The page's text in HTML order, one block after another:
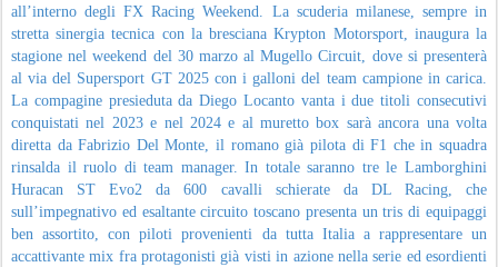
all’interno degli FX Racing Weekend. La scuderia milanese, sempre in
stretta sinergia tecnica con la bresciana Krypton Motorsport, inaugura la
stagione nel weekend del 30 marzo al Mugello Circuit, dove si presenterà
al via del Supersport GT 2025 con i galloni del team campione in carica.
La compagine presieduta da Diego Locanto vanta i due titoli consecutivi
conquistati nel 2023 e nel 2024 e al muretto box sarà ancora una volta
diretta da Fabrizio Del Monte, il romano già pilota di F1 che in squadra
rinsalda il ruolo di team manager. In totale saranno tre le Lamborghini
Huracan ST Evo2 da 600 cavalli schierate da DL Racing, che
sull’impegnativo ed esaltante circuito toscano presenta un tris di equipaggi
ben assortito, con piloti provenienti da tutta Italia a rappresentare un
accattivante mix fra protagonisti già visti in azione nella serie ed esordienti